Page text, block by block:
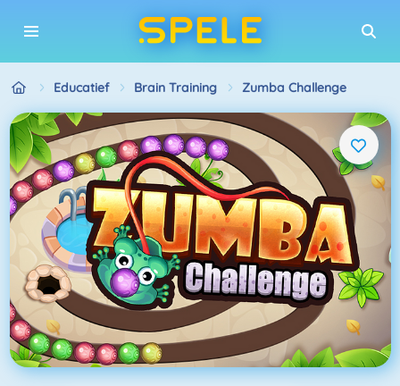
Educatief Brain Training Zumba Challenge